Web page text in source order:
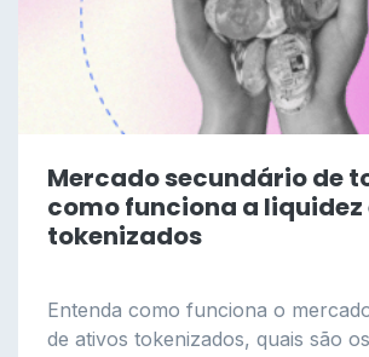
Mercado secundário de
como funciona a
tokenizados
Entenda como funciona o
de ativos tokenizados, quais são